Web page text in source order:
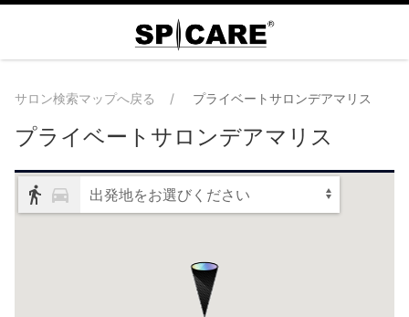
サロン検索マップへ戻る プライベートサロンデアマリス
プライベートサロンデアマリス
出発地をお選びください